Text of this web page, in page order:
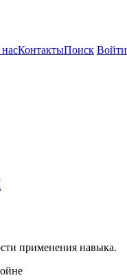
КонтактыПоиск Войти
применения навыка.